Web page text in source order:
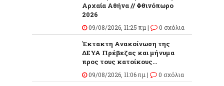
Αρχαία Αθήνα // Φθινόπωρο
2026
09/08/2026, 11:25 πμ | 0 σχόλια
Έκτακτη Ανακοίνωση της
ΔΕΥΑ Πρέβεζας και μήνυμα
προς τους κατοίκους...
09/08/2026, 11:06 πμ | 0 σχόλια